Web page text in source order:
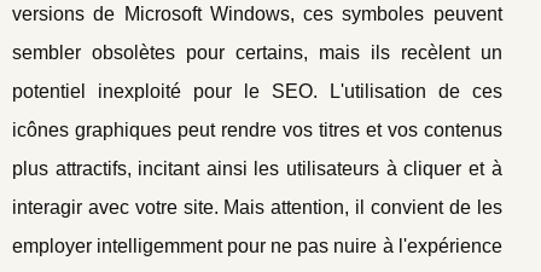
versions de Microsoft Windows, ces symboles peuvent
sembler obsolètes pour certains, mais ils recèlent un
potentiel inexploité pour le SEO. L'utilisation de ces
icônes graphiques peut rendre vos titres et vos contenus
plus attractifs, incitant ainsi les utilisateurs à cliquer et à
interagir avec votre site. Mais attention, il convient de les
employer intelligemment pour ne pas nuire à l'expérience